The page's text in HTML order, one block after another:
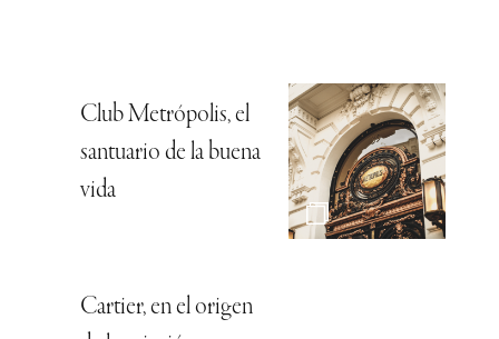
Club Metrópolis, el
santuario de la buena
vida
Cartier, en el origen